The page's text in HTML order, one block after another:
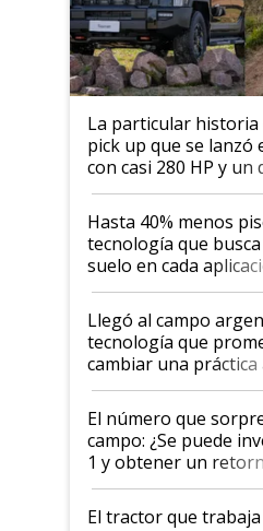
La particular historia
pick up que se lanzó
con casi 280 HP y un
cuánto se vende
Hasta 40% menos
tecnología que
suelo en cada
llevó Jacto al
Aapresid 2026
Llegó al campo
tecnología que
cambiar una práctica
clave: ¿Y si analizar
fuera tan simple
un botón?
El número que
campo: ¿Se puede
1 y obtener un
hasta US$ 10 en
El tractor que trabaja